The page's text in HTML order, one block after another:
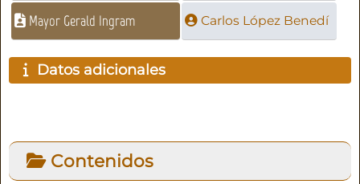
Mayor Gerald Ingram Carlos López Benedí
Datos adicionales
Contenidos